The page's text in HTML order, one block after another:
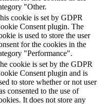
"Other.
cookie is set by GDPR
Consent plugin. The
is used to store the user
for the cookies in the
"Performance".
cookie is set by the GDPR
Consent plugin and is
to store whether or not user
consented to the use of
It does not store any